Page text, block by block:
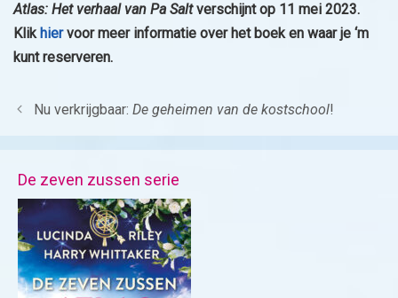
Atlas: Het verhaal van Pa Saltverschijnt op 11 mei 2023.
Klik hiervoor meer informatie over het boek en waar je ‘m
kunt reserveren.
Nu verkrijgbaar: De geheimen van de kostschool!
De zeven zussen serie